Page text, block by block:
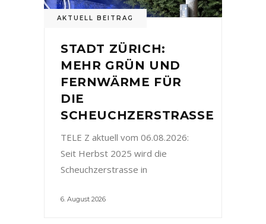
AKTUELL BEITRAG
STADT ZÜRICH:
MEHR GRÜN UND
FERNWÄRME FÜR
DIE
SCHEUCHZERSTRASSE
TELE Z aktuell vom 06.08.2026:
Seit Herbst 2025 wird die
Scheuchzerstrasse in
6. August 2026